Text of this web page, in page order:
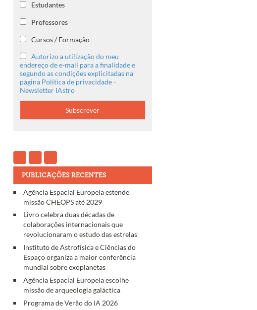
Estudantes
Professores
Cursos / Formação
Autorizo a utilização do meu
endereço de e-mail para a finalidade e
segundo as condições explicitadas na
página Política de privacidade -
Newsletter IAstro
PUBLICAÇÕES RECENTES
Agência Espacial Europeia estende
missão CHEOPS até 2029
Livro celebra duas décadas de
colaborações internacionais que
revolucionaram o estudo das estrelas
Instituto de Astrofísica e Ciências do
Espaço organiza a maior conferência
mundial sobre exoplanetas
Agência Espacial Europeia escolhe
missão de arqueologia galáctica
Programa de Verão do IA 2026